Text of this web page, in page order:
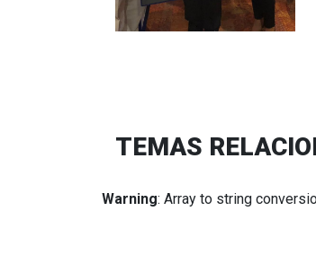
TEMAS
Warning: Array to string